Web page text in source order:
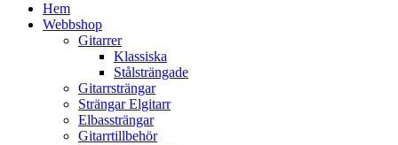
Hem
Webbshop
Gitarrer
Klassiska
Stålsträngade
Gitarrsträngar
Strängar Elgitarr
Elbassträngar
Gitarrtillbehör